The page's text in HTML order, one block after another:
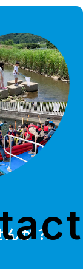
んか？